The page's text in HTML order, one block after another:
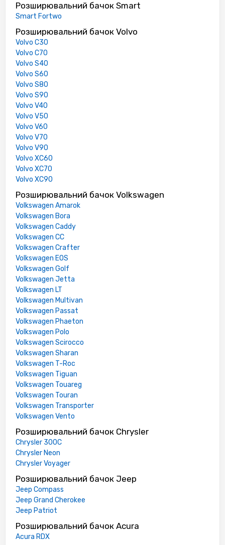
Розширювальний бачок Smart
Smart Fortwo
Розширювальний бачок Volvo
Volvo C30
Volvo C70
Volvo S40
Volvo S60
Volvo S80
Volvo S90
Volvo V40
Volvo V50
Volvo V60
Volvo V70
Volvo V90
Volvo XC60
Volvo XC70
Volvo XC90
Розширювальний бачок Volkswagen
Volkswagen Amarok
Volkswagen Bora
Volkswagen Caddy
Volkswagen CC
Volkswagen Crafter
Volkswagen EOS
Volkswagen Golf
Volkswagen Jetta
Volkswagen LT
Volkswagen Multivan
Volkswagen Passat
Volkswagen Phaeton
Volkswagen Polo
Volkswagen Scirocco
Volkswagen Sharan
Volkswagen T-Roc
Volkswagen Tiguan
Volkswagen Touareg
Volkswagen Touran
Volkswagen Transporter
Volkswagen Vento
Розширювальний бачок Chrysler
Chrysler 300C
Chrysler Neon
Chrysler Voyager
Розширювальний бачок Jeep
Jeep Compass
Jeep Grand Cherokee
Jeep Patriot
Розширювальний бачок Acura
Acura RDX